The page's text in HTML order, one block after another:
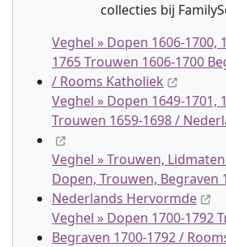
collecties bij
Veghel » Dopen 1606-1700,
1765 Trouwen 1606-1700
/ Rooms Katholiek
Veghel » Dopen 1649-1701,
Trouwen 1659-1698 /
Veghel » Trouwen,
Dopen, Trouwen, Begraven
Nederlands Hervormde
Veghel » Dopen 1700-1792
Begraven 1700-1792 /